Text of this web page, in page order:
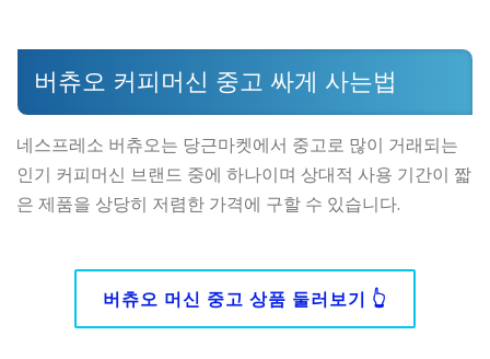
버츄오 커피머신 중고 싸게 사는법
네스프레소 버츄오는 당근마켓에서 중고로 많이 거래되는
인기 커피머신 브랜드 중에 하나이며 상대적 사용 기간이 짧
은 제품을 상당히 저렴한 가격에 구할 수 있습니다.
버츄오 머신 중고 상품 둘러보기 👆